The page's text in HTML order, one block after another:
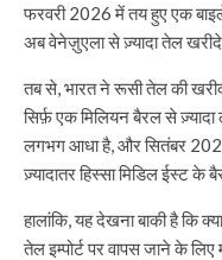
फरवरी 2026 में तय हुए एक
अब वेनेज़ुएला से ज़्यादा तेल
तब से, भारत ने रूसी तेल की
सिर्फ़ एक मिलियन बैरल से ज़्यादा
लगभग आधा है, और सितंबर
ज़्यादातर हिस्सा मिडिल ईस्ट के
हालांकि, यह देखना बाकी है कि
तेल इम्पोर्ट पर वापस जाने के लिए